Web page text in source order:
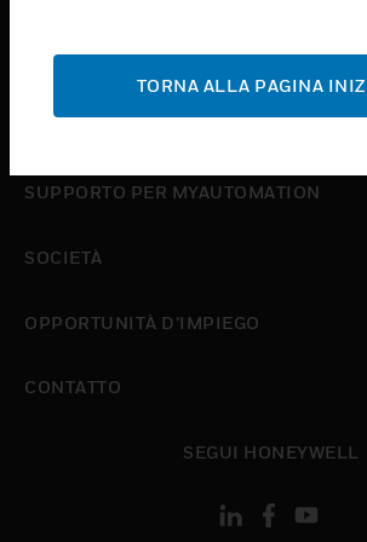
ASSISTENZA
toggle view
toggle view
SUPPORTO PER MYAUTOMATION
SOCIETÀ
OPPORTUNITÀ D’IMPIEGO
CONTATTO
SEGUI HONEYWELL
TORNA ALLA PAGINA